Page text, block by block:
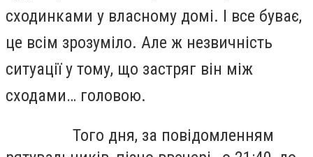
сходинками у власному домі. І все буває,
це всім зрозуміло. Але ж незвичність
ситуації у тому, що застряг він між
сходами… головою.
Того дня, за повідомленням